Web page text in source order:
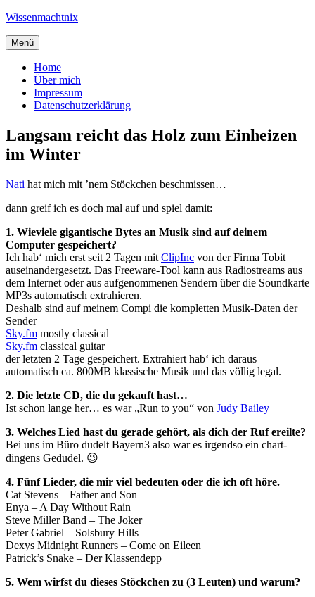
Zum
springen
Wissenmachtnix
Menü
Home
Über mich
Impressum
Datenschutzerklärung
Langsam reicht das Holz zum Einheizen
im Winter
Nati hat mich mit ’nem Stöckchen beschmissen…
dann greif ich es doch mal auf und spiel damit:
1. Wieviele gigantische Bytes an Musik sind auf deinem
Computer gespeichert?
Ich hab‘ mich erst seit 2 Tagen mit ClipInc von der Firma Tobit
auseinandergesetzt. Das Freeware-Tool kann aus Radiostreams aus
dem Internet oder aus aufgenommenen Sendern über die Soundkarte
MP3s automatisch extrahieren.
Deshalb sind auf meinem Compi die kompletten Musik-Daten der
Sender
Sky.fm mostly classical
Sky.fm classical guitar
der letzten 2 Tage gespeichert. Extrahiert hab‘ ich daraus
automatisch ca. 800MB klassische Musik und das völlig legal.
2. Die letzte CD, die du gekauft hast…
Ist schon lange her… es war „Run to you“ von Judy Bailey
3. Welches Lied hast du gerade gehört, als dich der Ruf ereilte?
Bei uns im Büro dudelt Bayern3 also war es irgendso ein chart-
dingens Gedudel. 😉
4. Fünf Lieder, die mir viel bedeuten oder die ich oft höre.
Cat Stevens – Father and Son
Enya – A Day Without Rain
Steve Miller Band – The Joker
Peter Gabriel – Solsbury Hills
Dexys Midnight Runners – Come on Eileen
Patrick’s Snake – Der Klassendepp
5. Wem wirfst du dieses Stöckchen zu (3 Leuten) und warum?